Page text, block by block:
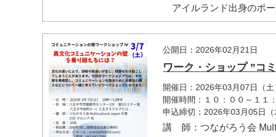
アイルランド出身のポ
公開日：2026年02月21日
ワーク・ショップ ”コ
開催日：2026年03月07日（土
開催時間：１０：００～１１
申込締切：2026年03月05日（
講 師：つながろう会